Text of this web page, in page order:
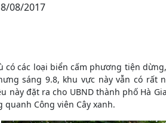
08/2017
có các loại biển cấm phương tiện
sáng 9.8, khu vực này vẫn có rất
này đặt ra cho UBND thành phố Hà
quanh Công viên Cây xanh.